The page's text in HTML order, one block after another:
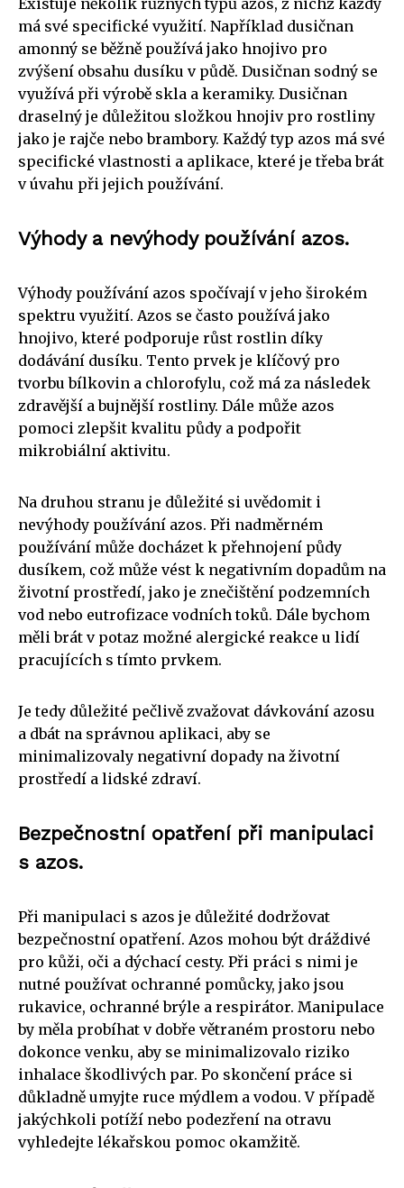
má své specifické využití. Například dusičnan
amonný se běžně používá jako hnojivo pro
zvýšení obsahu dusíku v půdě. Dusičnan sodný se
využívá při výrobě skla a keramiky. Dusičnan
draselný je důležitou složkou hnojiv pro rostliny
jako je rajče nebo brambory. Každý typ azos má své
specifické vlastnosti a aplikace, které je třeba brát
v úvahu při jejich používání.
Výhody a nevýhody používání azos.
Výhody používání azos spočívají v jeho širokém
spektru využití. Azos se často používá jako
hnojivo, které podporuje růst rostlin díky
dodávání dusíku. Tento prvek je klíčový pro
tvorbu bílkovin a chlorofylu, což má za následek
zdravější a bujnější rostliny. Dále může azos
pomoci zlepšit kvalitu půdy a podpořit
mikrobiální aktivitu.
Na druhou stranu je důležité si uvědomit i
nevýhody používání azos. Při nadměrném
používání může docházet k přehnojení půdy
dusíkem, což může vést k negativním dopadům na
životní prostředí, jako je znečištění podzemních
vod nebo eutrofizace vodních toků. Dále bychom
měli brát v potaz možné alergické reakce u lidí
pracujících s tímto prvkem.
Je tedy důležité pečlivě zvažovat dávkování azosu
a dbát na správnou aplikaci, aby se
minimalizovaly negativní dopady na životní
prostředí a lidské zdraví.
Bezpečnostní opatření při manipulaci
s azos.
Při manipulaci s azos je důležité dodržovat
bezpečnostní opatření. Azos mohou být dráždivé
pro kůži, oči a dýchací cesty. Při práci s nimi je
nutné používat ochranné pomůcky, jako jsou
rukavice, ochranné brýle a respirátor. Manipulace
by měla probíhat v dobře větraném prostoru nebo
dokonce venku, aby se minimalizovalo riziko
inhalace škodlivých par. Po skončení práce si
důkladně umyjte ruce mýdlem a vodou. V případě
jakýchkoli potíží nebo podezření na otravu
vyhledejte lékařskou pomoc okamžitě.